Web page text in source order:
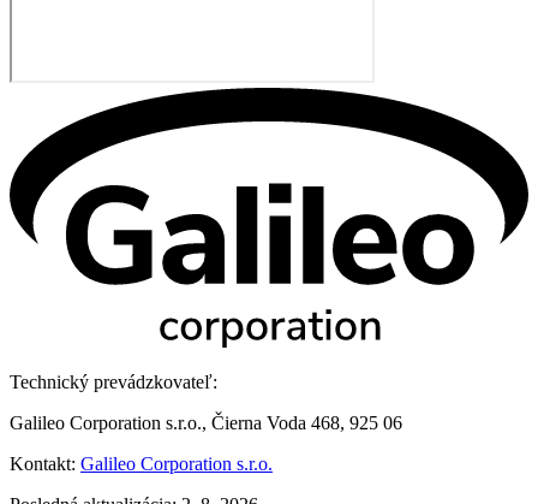
Technický prevádzkovateľ:
Galileo Corporation s.r.o., Čierna Voda 468, 925 06
Kontakt: Galileo Corporation s.r.o.